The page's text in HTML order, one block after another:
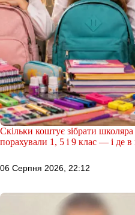
Скільки коштує зібрати
порахували 1, 5 і 9 клас — і де в
06 Серпня 2026, 22:12